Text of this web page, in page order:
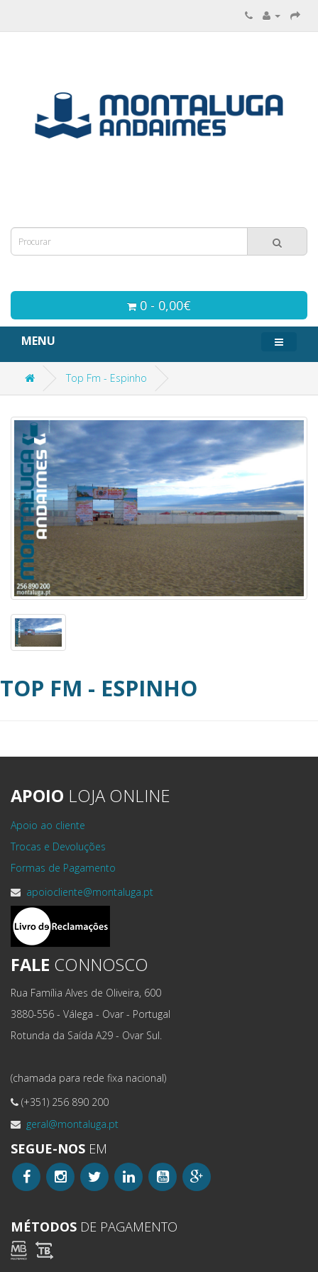
0 - 0,00€
MENU
Top Fm - Espinho
TOP FM - ESPINHO
APOIO LOJA ONLINE
Apoio ao cliente
Trocas e Devoluções
Formas de Pagamento
apoiocliente@montaluga.pt
FALE CONNOSCO
Rua Família Alves de Oliveira, 600
3880-556 - Válega - Ovar - Portugal
Rotunda da Saída A29 - Ovar Sul.
(chamada para rede fixa nacional)
(+351) 256 890 200
geral@montaluga.pt
SEGUE-NOS EM
MÉTODOS DE PAGAMENTO